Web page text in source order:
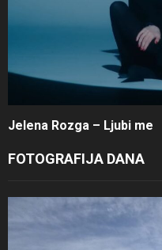
Jelena Rozga – Ljubi me
FOTOGRAFIJA DANA